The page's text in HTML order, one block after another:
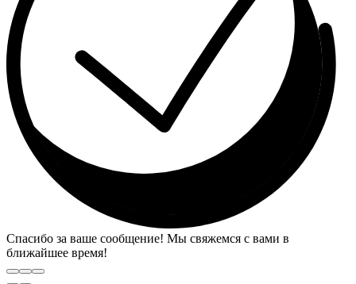
Спасибо за ваше сообщение! Мы свяжемся с вами в
ближайшее время!